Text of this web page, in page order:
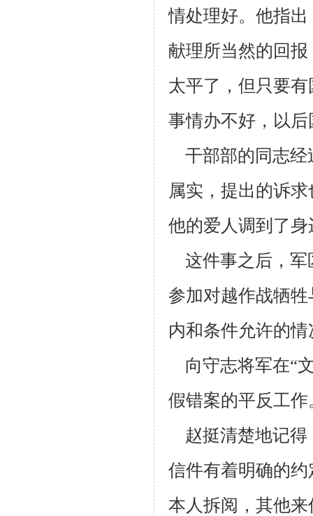
情处理好。他指
献理所当然的回报
太平了， 但只要
事情办不好，以
干部部的同志经
属实，提出的诉
他的爱人调到了身
这件事之后，军
参加对越作战牺
内和条件允许的情
向守志将军在“
假错案的平反工作
赵挺清楚地记得
信件有着明确的
本人拆阅，其他